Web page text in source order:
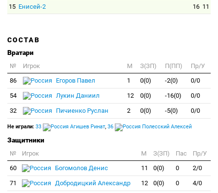
15 Енисей-2 16 11
СОСТАВ
Вратари
№ Игрок M З(ЗП) П(ПП)
Пр/У
86
Егоров Павел 1 0(0) -2(0) 0/0
54 Лукин Даниил 12 0(0) -16(0) 0/0
32 Пичиенко Руслан 2 0(0) -5(0) 0/0
Не играли: 33 Агишев Ринат, 36 Полесский Алексей
Защитники
№ Игрок M З(ЗП) Пас
Пр/У
60
Богомолов Денис 11 0(0) 0 2/0
71 Добродицкий Александр 12 0(0) 0 4/0